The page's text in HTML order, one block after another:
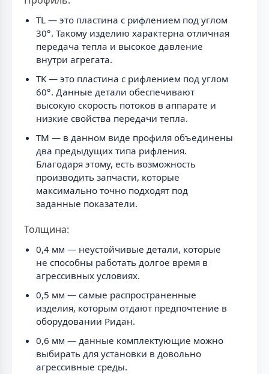
TL — это пластина с рифлением под углом
30°. Такому изделию характерна отличная
передача тепла и высокое давление
внутри агрегата.
TK — это пластина с рифлением под углом
60°. Данные детали обеспечивают
высокую скорость потоков в аппарате и
низкие свойства передачи тепла.
TM — в данном виде профиля объединены
два предыдущих типа рифления.
Благодаря этому, есть возможность
производить запчасти, которые
максимально точно подходят под
заданные показатели.
Толщина:
0,4 мм — неустойчивые детали, которые
не способны работать долгое время в
агрессивных условиях.
0,5 мм — самые распространенные
изделия, которым отдают предпочтение в
оборудовании Ридан.
0,6 мм — данные комплектующие можно
выбирать для установки в довольно
агрессивные среды.